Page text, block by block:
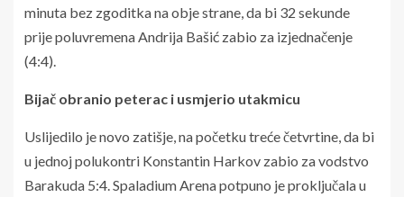
minuta bez zgoditka na obje strane, da bi 32 sekunde
prije poluvremena Andrija Bašić zabio za izjednačenje
(4:4).
Bijač obranio peterac i usmjerio utakmicu
Uslijedilo je novo zatišje, na početku treće četvrtine, da bi
u jednoj polukontri Konstantin Harkov zabio za vodstvo
Barakuda 5:4. Spaladium Arena potpuno je proključala u